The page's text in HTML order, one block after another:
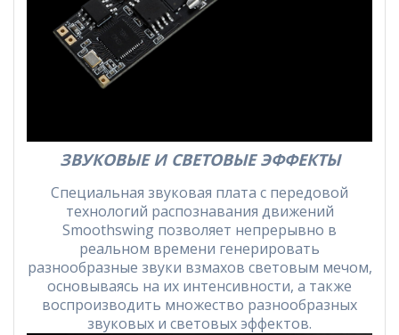
ЗВУКОВЫЕ И СВЕТОВЫЕ ЭФФЕКТЫ
Специальная звуковая плата с передовой
технологий распознавания движений
Smoothswing позволяет непрерывно в
реальном времени генерировать
разнообразные звуки взмахов световым мечом,
основываясь на их интенсивности, а также
воспроизводить множество разнообразных
звуковых и световых эффектов.